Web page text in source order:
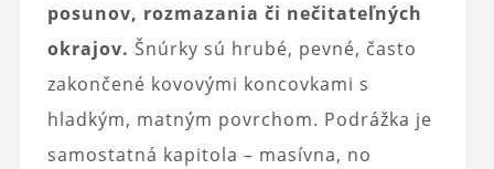
posunov, rozmazania či nečitateľných
okrajov. Šnúrky sú hrubé, pevné, často
zakončené kovovými koncovkami s
hladkým, matným povrchom. Podrážka je
samostatná kapitola – masívna, no